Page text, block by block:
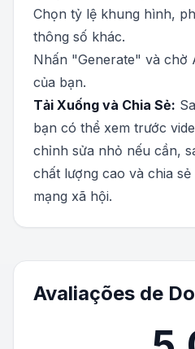
Chọn tỷ lệ khung hình,
thông số khác.
Nhấn "Generate" và chờ
của bạn.
Tải Xuống và Chia Sẻ:
bạn có thể xem trước
chỉnh sửa nhỏ nếu cần,
chất lượng cao và chia
mạng xã hội.
Avaliações de